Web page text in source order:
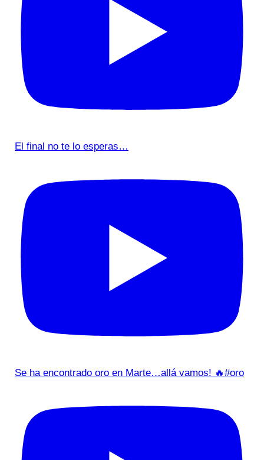
El final no te lo esperas…
Se ha encontrado oro en Marte…allá vamos! 🔥#oro